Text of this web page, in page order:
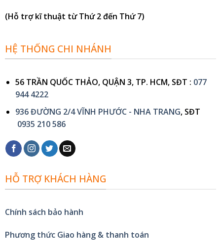
(Hỗ trợ kĩ thuật từ Thứ 2 đến Thứ 7)
HỆ THỐNG CHI NHÁNH
56 TRẦN QUỐC THẢO, QUẬN 3, TP. HCM, SĐT : 077
944 4222
936 ĐƯỜNG 2/4 VĨNH PHƯỚC - NHA TRANG, SĐT
0935 210 586
HỖ TRỢ KHÁCH HÀNG
Chính sách bảo hành
Phương thức Giao hàng & thanh toán